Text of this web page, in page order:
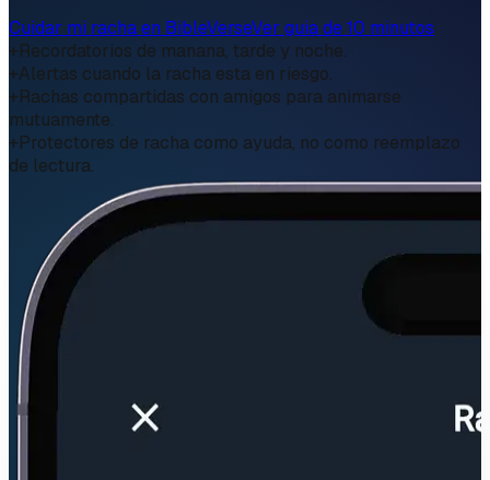
Cuidar mi racha en BibleVerseVer guia de 10 minutos
+Recordatorios de manana, tarde y noche.
+Alertas cuando la racha esta en riesgo.
+Rachas compartidas con amigos para animarse
mutuamente.
+Protectores de racha como ayuda, no como reemplazo
de lectura.